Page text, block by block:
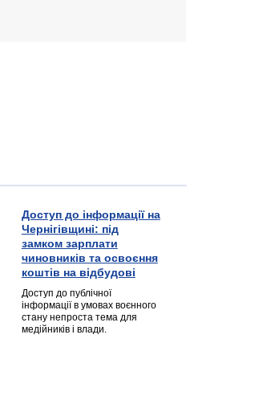
Доступ до інформації на
Чернігівщині: під
замком зарплати
чиновників та освоєння
коштів на відбудові
Доступ до публічної
інформації в умовах воєнного
стану непроста тема для
медійників і влади.